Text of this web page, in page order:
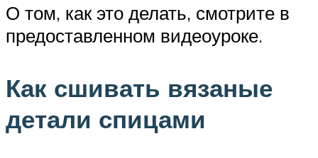
О том, как это делать, смотрите в
предоставленном видеоуроке.
Как сшивать вязаные
детали спицами